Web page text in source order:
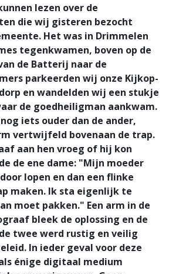
lezen over de
die wij gisteren bezocht
Het was in Drimmelen
tegenkwamen, boven op de
de Batterij naar de
parkeerden wij onze Kijkop-
en wandelden wij een stukje
de goedheiligman aankwam.
iets ouder dan de ander,
vertwijfeld bovenaan de trap.
aan hen vroeg of hij kon
de ene dame: "Mijn moeder
lopen en dan een flinke
maken. Ik sta eigenlijk te
moet pakken." Een arm in de
bleek de oplossing en de
twee werd rustig en veilig
In ieder geval voor deze
énige digitaal medium